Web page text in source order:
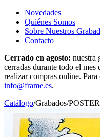
Novedades
Quiénes Somos
Sobre Nuestros
Contacto
Cerrado en agosto: nuestra
cerradas durante todo el
realizar compras online.
info@frame.es.
Catálogo/Grabados/